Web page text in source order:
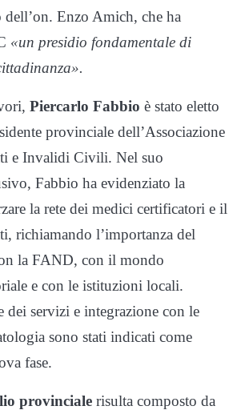
dell’on. Enzo Amich, che ha
«un presidio fondamentale di
Piercarlo Fabbio è stato eletto
provinciale dell’Associazione
e Invalidi Civili. Nel suo
Fabbio ha evidenziato la
la rete dei medici certificatori e il
richiamando l’importanza del
la FAND, con il mondo
e con le istituzioni locali.
dei servizi e integrazione con le
sono stati indicati come
fase.
provinciale risulta composto da